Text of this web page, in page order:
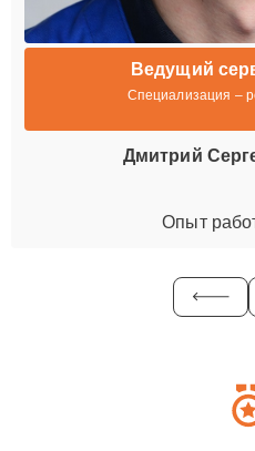
Ведущий
Специализация –
Дмитрий
Опыт